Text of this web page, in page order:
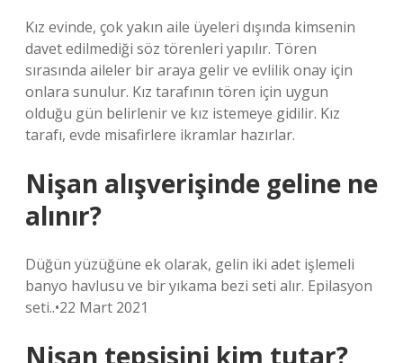
Kız evinde, çok yakın aile üyeleri dışında kimsenin
davet edilmediği söz törenleri yapılır. Tören
sırasında aileler bir araya gelir ve evlilik onay için
onlara sunulur. Kız tarafının tören için uygun
olduğu gün belirlenir ve kız istemeye gidilir. Kız
tarafı, evde misafirlere ikramlar hazırlar.
Nişan alışverişinde geline ne
alınır?
Düğün yüzüğüne ek olarak, gelin iki adet işlemeli
banyo havlusu ve bir yıkama bezi seti alır. Epilasyon
seti..•22 Mart 2021
Nişan tepsisini kim tutar?